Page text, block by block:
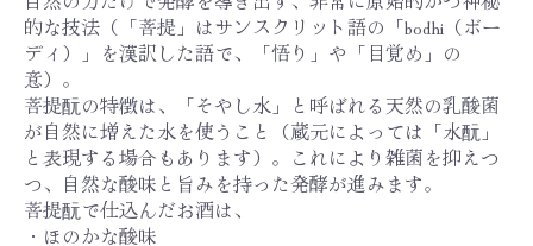
的な技法（「菩提」はサンスクリット語の「bodhi（ボー
ディ）」を漢訳した語で、「悟り」や「目覚め」の
意）。
菩提酛の特徴は、「そやし水」と呼ばれる天然の乳酸菌
が自然に増えた水を使うこと（蔵元によっては「水酛」
と表現する場合もあります）。これにより雑菌を抑えつ
つ、自然な酸味と旨みを持った発酵が進みます。
菩提酛で仕込んだお酒は、
・ほのかな酸味